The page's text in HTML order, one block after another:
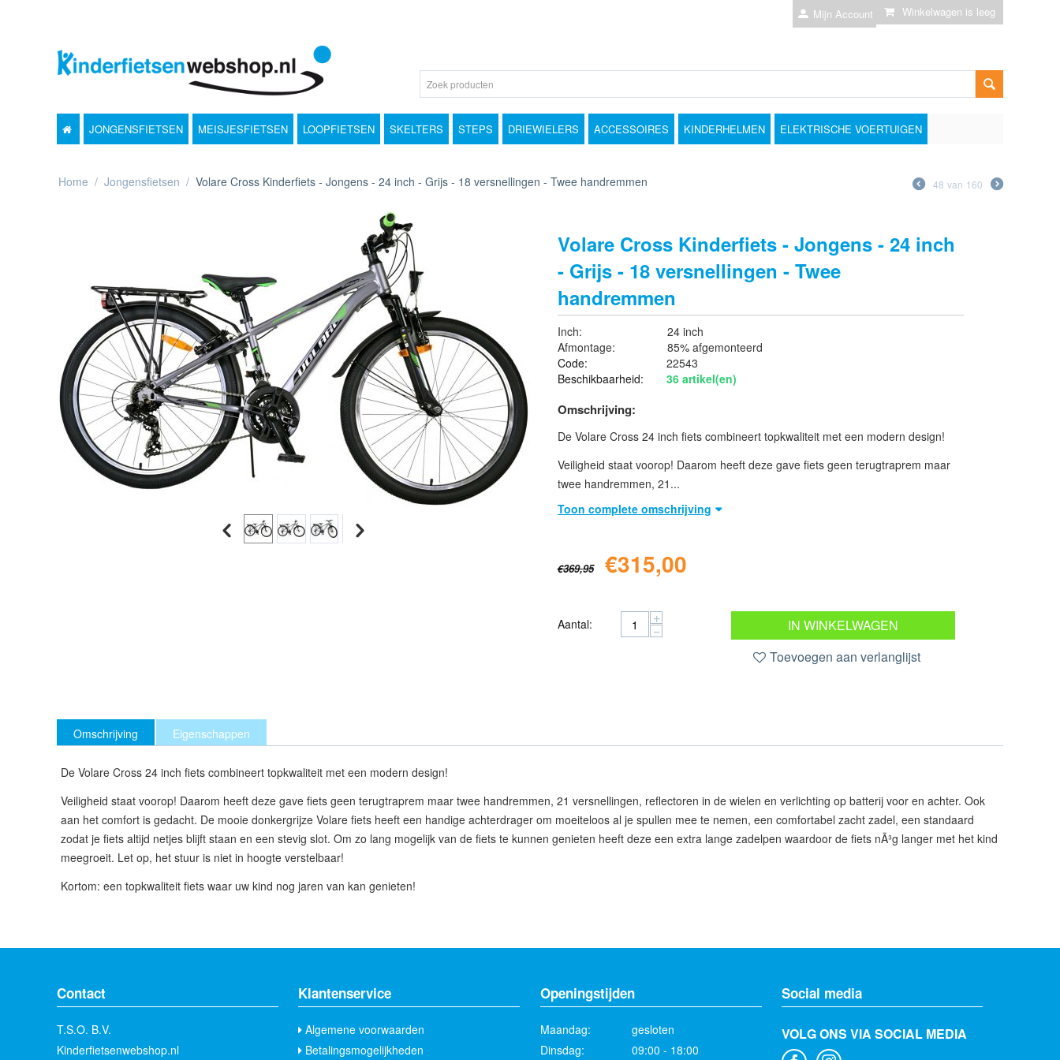
Winkelwagen is leeg
Mijn Account
JONGENSFIETSEN MEISJESFIETSEN LOOPFIETSEN SKELTERS STEPS DRIEWIELERS ACCESSOIRES KINDERHELMEN ELEKTRISCHE VOERTUIGEN
Home / Jongensfietsen / Volare Cross Kinderfiets - Jongens - 24 inch - Grijs - 18 versnellingen - Twee handremmen 48 van 160
Volare Cross Kinderfiets - Jongens - 24 inch
- Grijs - 18 versnellingen - Twee
handremmen
Inch:
24 inch
Afmontage:
85% afgemonteerd
Code:
22543
Beschikbaarheid:
36 artikel(en)
Omschrijving:
De Volare Cross 24 inch fiets combineert topkwaliteit met een modern design!
Veiligheid staat voorop! Daarom heeft deze gave fiets geen terugtraprem maar
twee handremmen, 21...
Toon complete omschrijving
€369,95 €315,00
Aantal: +
−
IN WINKELWAGEN
Toevoegen aan verlanglijst
Omschrijving Eigenschappen
De Volare Cross 24 inch fiets combineert topkwaliteit met een modern design!
Veiligheid staat voorop! Daarom heeft deze gave fiets geen terugtraprem maar twee handremmen, 21 versnellingen, reflectoren in de wielen en verlichting op batterij voor en achter. Ook
aan het comfort is gedacht. De mooie donkergrijze Volare fiets heeft een handige achterdrager om moeiteloos al je spullen mee te nemen, een comfortabel zacht zadel, een standaard
zodat je fiets altijd netjes blijft staan en een stevig slot. Om zo lang mogelijk van de fiets te kunnen genieten heeft deze een extra lange zadelpen waardoor de fiets nÃ³g langer met het kind
meegroeit. Let op, het stuur is niet in hoogte verstelbaar!
Kortom: een topkwaliteit fiets waar uw kind nog jaren van kan genieten!
Contact
T.S.O. B.V.
Kinderfietsenwebshop.nl
Klantenservice
Algemene voorwaarden
Betalingsmogelijkheden
Openingstijden
Maandag:
gesloten
Dinsdag:
09:00 - 18:00
Social media
VOLG ONS VIA SOCIAL MEDIA